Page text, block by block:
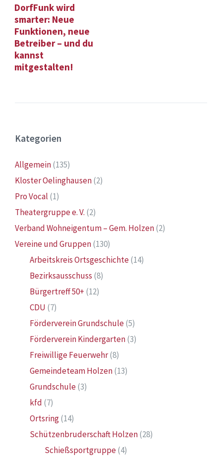
DorfFunk wird
smarter: Neue
Funktionen, neue
Betreiber – und du
kannst
mitgestalten!
Kategorien
Allgemein(135)
Kloster Oelinghausen(2)
Pro Vocal (1)
Theatergruppe e. V. (2)
Verband Wohneigentum – Gem. Holzen(2)
Vereine und Gruppen(130)
Arbeitskreis Ortsgeschichte(14)
Bezirksausschuss (8)
Bürgertreff 50+ (12)
CDU (7)
Förderverein Grundschule(5)
Förderverein Kindergarten(3)
Freiwillige Feuerwehr(8)
Gemeindeteam Holzen(13)
Grundschule(3)
kfd (7)
Ortsring(14)
Schützenbruderschaft Holzen(28)
Schießsportgruppe(4)